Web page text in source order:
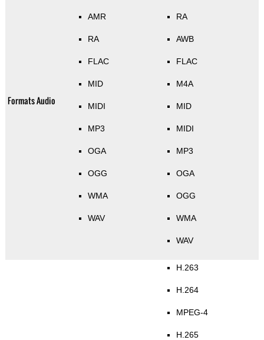
Formats Audio
AMR
RA
FLAC
MID
MIDI
MP3
OGA
OGG
WMA
WAV
RA
AWB
FLAC
M4A
MID
MIDI
MP3
OGA
OGG
WMA
WAV
H.263
H.264
MPEG-4
H.265